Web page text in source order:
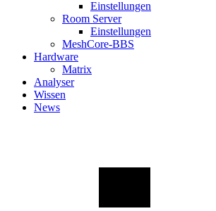
Einstellungen
Room Server
Einstellungen
MeshCore-BBS
Hardware
Matrix
Analyser
Wissen
News